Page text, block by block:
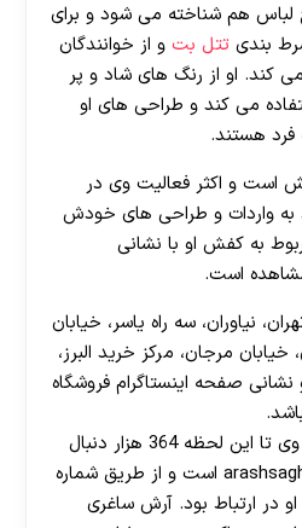
لباس هم شناخته می شود و برای
بندی تتل بت و از خوانندگان
او از رنگ های شاد و پر
می کند و طراحی های او
هستند.
است و اکثر فعالیت وی در
به واردات و طراحی های خودش
به کفش او با نشانی
نیاوران، سه راه یاسر، خیابان
مرجان، مرکز خرید البرز،
واحد 28 است و نشانی صفحه اینستاگرام فروشگاه
صفحه شخصی اینستاگرام وی تا این لحظه 364 هزار دنبال
کننده دارد و نشانی آن arashsaghari است و از طریق شماره
توان با او در ارتباط بود. آرش ساغری